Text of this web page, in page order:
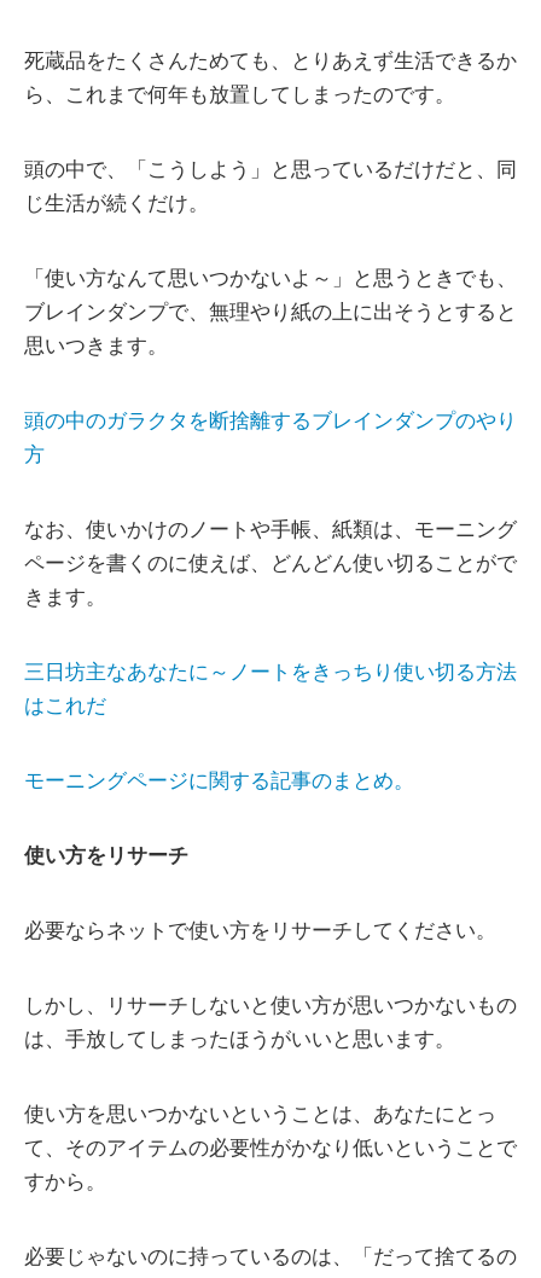
死蔵品をたくさんためても、とりあえず生活できるか
ら、これまで何年も放置してしまったのです。
頭の中で、「こうしよう」と思っているだけだと、同
じ生活が続くだけ。
「使い方なんて思いつかないよ～」と思うときでも、
ブレインダンプで、無理やり紙の上に出そうとすると
思いつきます。
頭の中のガラクタを断捨離するブレインダンプのやり
方
なお、使いかけのノートや手帳、紙類は、モーニング
ページを書くのに使えば、どんどん使い切ることがで
きます。
三日坊主なあなたに～ノートをきっちり使い切る方法
はこれだ
モーニングページに関する記事のまとめ。
使い方をリサーチ
必要ならネットで使い方をリサーチしてください。
しかし、リサーチしないと使い方が思いつかないもの
は、手放してしまったほうがいいと思います。
使い方を思いつかないということは、あなたにとっ
て、そのアイテムの必要性がかなり低いということで
すから。
必要じゃないのに持っているのは、「だって捨てるの